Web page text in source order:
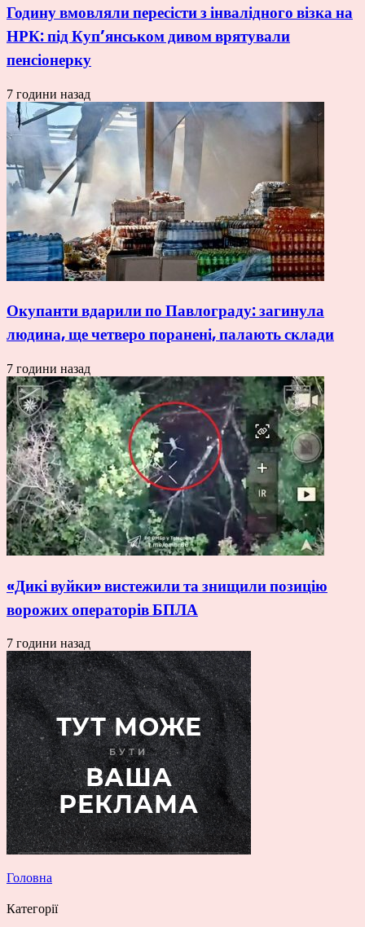
Годину вмовляли пересісти з інвалідного візка на
НРК: під Куп’янськом дивом врятували
пенсіонерку
7 години назад
Окупанти вдарили по Павлограду: загинула
людина, ще четверо поранені, палають склади
7 години назад
«Дикі вуйки» вистежили та знищили позицію
ворожих операторів БПЛА
7 години назад
Головна
Категорії